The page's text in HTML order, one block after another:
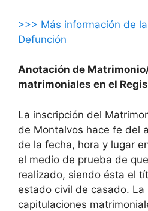
>>> Más información de
Defunción
Anotación de
matrimoniales en el
La inscripción del
de Montalvos hace fe del
de la fecha, hora y lugar
el medio de prueba de
realizado, siendo ésta el
estado civil de casado. La
capitulaciones